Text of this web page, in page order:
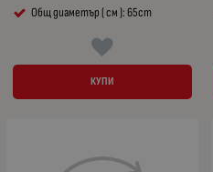
Общ диаметър ( см ): 65cm
КУПИ